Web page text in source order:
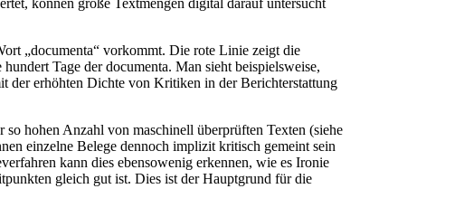
können große Textmengen digital darauf untersucht
„documenta“ vorkommt. Die rote Linie zeigt die
Tage der documenta. Man sieht beispielsweise,
der erhöhten Dichte von Kritiken in der Berichterstattung
hohen Anzahl von maschinell überprüften Texten (siehe
einzelne Belege dennoch implizit kritisch gemeint sein
kann dies ebensowenig erkennen, wie es Ironie
gleich gut ist. Dies ist der Hauptgrund für die